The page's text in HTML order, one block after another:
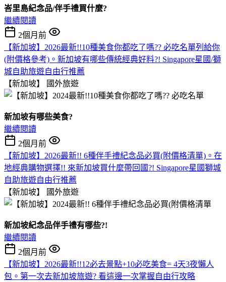
峇里島紀念品/伴手禮買什麼?
繼續閱讀
2個月前
【新加坡】2026最新!!10種美食你都吃了嗎?? 必吃名單列給你
(附價格參考)。新加坡有哪些傳統經典好料?! Singapore星國/獅
城自助旅遊自由行推薦
【新加坡】
國外旅遊
新加坡有哪些美食?
繼續閱讀
2個月前
【新加坡】2026最新!! 6種伴手禮紀念品必買(附價格清單)。在
地經典購物選擇!! 來新加坡買什麼帶回國?! Singapore星國獅城
自助旅遊自由行推薦
【新加坡】
國外旅遊
新加坡紀念品伴手禮有哪些?!
繼續閱讀
2個月前
【新加坡】2026最新!!12必去景點+10必吃美食= 4天3夜懶人
包。第一次去新加坡旅遊? 看這邊一次掌握自由行攻略